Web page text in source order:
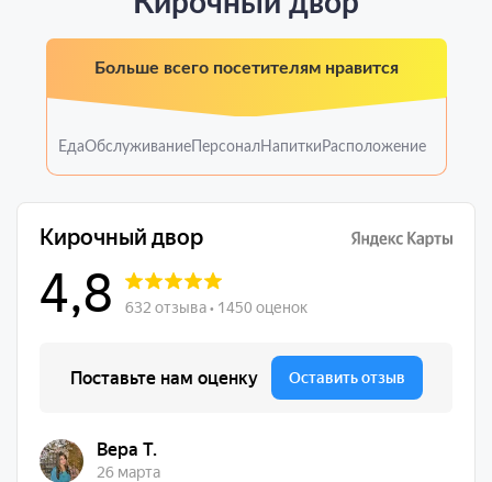
Больше всего посетителям нравится
ЕдаОбслуживаниеПерсоналНапитки Расположение